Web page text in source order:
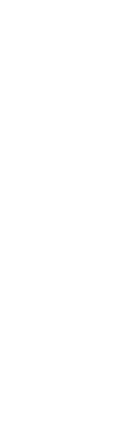
موقع أرامكو
الأسرة
أمن المعلومات